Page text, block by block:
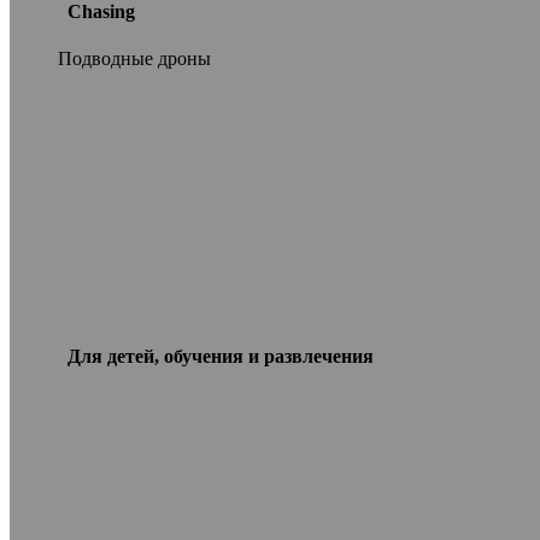
Chasing
Подводные дроны
Для детей, обучения и развлечения